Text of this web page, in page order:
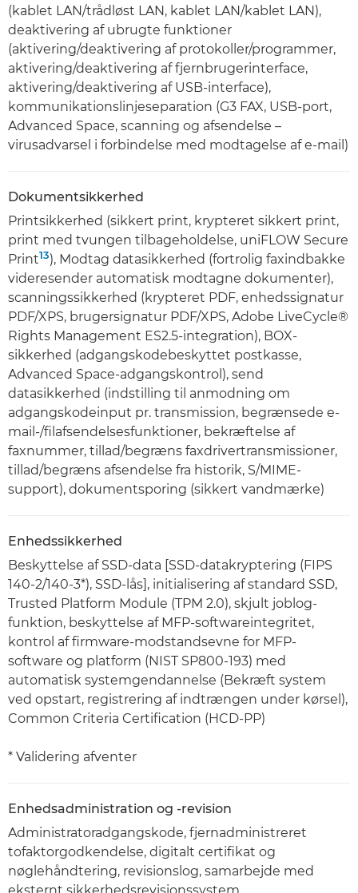
(kablet LAN/trådløst LAN, kablet LAN/kablet LAN),
deaktivering af ubrugte funktioner
(aktivering/deaktivering af protokoller/programmer,
aktivering/deaktivering af fjernbrugerinterface,
aktivering/deaktivering af USB-interface),
kommunikationslinjeseparation (G3 FAX, USB-port,
Advanced Space, scanning og afsendelse –
virusadvarsel i forbindelse med modtagelse af e-mail)
Dokumentsikkerhed
Printsikkerhed (sikkert print, krypteret sikkert print,
print med tvungen tilbageholdelse, uniFLOW Secure
Print13), Modtag datasikkerhed (fortrolig faxindbakke
videresender automatisk modtagne dokumenter),
scanningssikkerhed (krypteret PDF, enhedssignatur
PDF/XPS, brugersignatur PDF/XPS, Adobe LiveCycle®
Rights Management ES2.5-integration), BOX-
sikkerhed (adgangskodebeskyttet postkasse,
Advanced Space-adgangskontrol), send
datasikkerhed (indstilling til anmodning om
adgangskodeinput pr. transmission, begrænsede e-
mail-/filafsendelsesfunktioner, bekræftelse af
faxnummer, tillad/begræns faxdrivertransmissioner,
tillad/begræns afsendelse fra historik, S/MIME-
support), dokumentsporing (sikkert vandmærke)
Enhedssikkerhed
Beskyttelse af SSD-data [SSD-datakryptering (FIPS
140-2/140-3*), SSD-lås], initialisering af standard SSD,
Trusted Platform Module (TPM 2.0), skjult joblog-
funktion, beskyttelse af MFP-softwareintegritet,
kontrol af firmware-modstandsevne for MFP-
software og platform (NIST SP800-193) med
automatisk systemgendannelse (Bekræft system
ved opstart, registrering af indtrængen under kørsel),
Common Criteria Certification (HCD-PP)
* Validering afventer
Enhedsadministration og -revision
Administratoradgangskode, fjernadministreret
tofaktorgodkendelse, digitalt certifikat og
nøglehåndtering, revisionslog, samarbejde med